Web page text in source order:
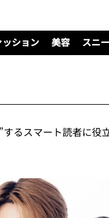
ッション
美容 スニ
するスマート読者に